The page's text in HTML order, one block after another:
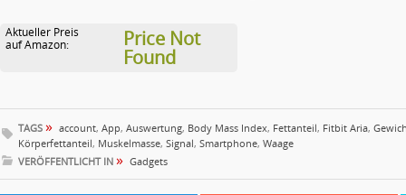
Aktueller Preis
auf Amazon:
Price Not
Found
TAGS » account, App, Auswertung, Body Mass Index, Fettanteil, Fitbit Aria,
Körperfettanteil, Muskelmasse, Signal, Smartphone, Waage
VERÖFFENTLICHT IN » Gadgets